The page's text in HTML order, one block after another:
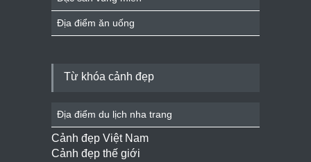
Địa điểm ăn uống
Từ khóa cảnh đẹp
Địa điểm du lịch nha trang
Cảnh đẹp Việt Nam
Cảnh đẹp thế giới